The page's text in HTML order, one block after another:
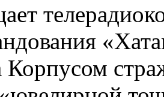
Корпусом